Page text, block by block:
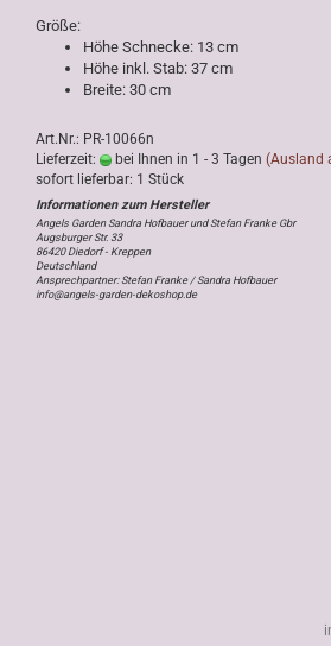
Größe:
Höhe Schnecke: 13 cm
Höhe inkl. Stab: 37 cm
Breite: 30 cm
Art.Nr.: PR-10066n
Lieferzeit:
bei Ihnen in 1 - 3 Tagen (Ausland
sofort lieferbar: 1 Stück
Angels Garden Sandra Hofbauer und Stefan Franke Gbr
Augsburger Str. 33
86420 Diedorf - Kreppen
Deutschland
Ansprechpartner: Stefan Franke / Sandra Hofbauer
info@angels-garden-dekoshop.de